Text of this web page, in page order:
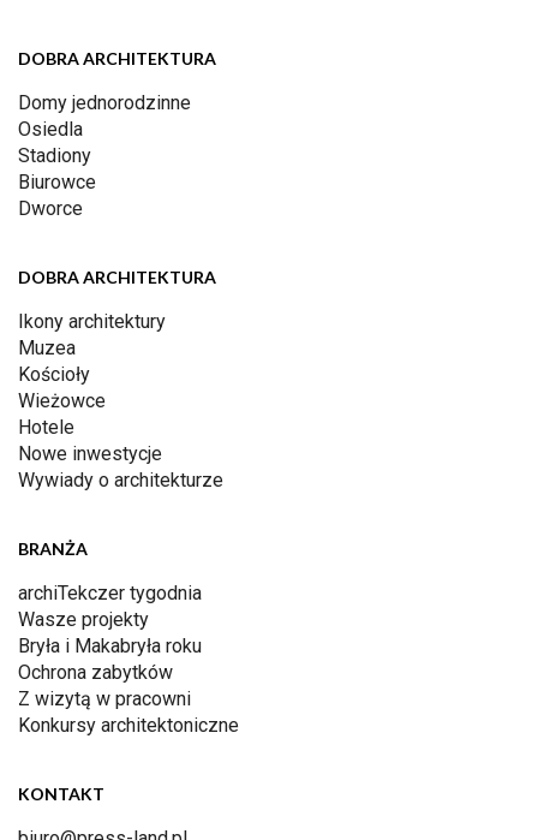
DOBRA ARCHITEKTURA
Domy jednorodzinne
Osiedla
Stadiony
Biurowce
Dworce
DOBRA ARCHITEKTURA
Ikony architektury
Muzea
Kościoły
Wieżowce
Hotele
Nowe inwestycje
Wywiady o architekturze
BRANŻA
archiTekczer tygodnia
Wasze projekty
Bryła i Makabryła roku
Ochrona zabytków
Z wizytą w pracowni
Konkursy architektoniczne
KONTAKT